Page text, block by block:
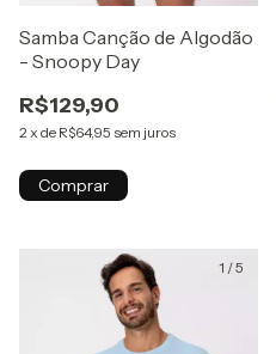
Samba Canção de Algodão
- Snoopy Day
R$129,90
2 x de R$64,95 sem juros
Comprar
1 /5